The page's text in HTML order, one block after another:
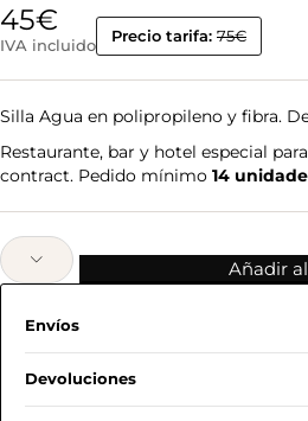
45€
IVA incluido Precio tarifa: 75€
Silla Agua en polipropileno y fibra.
Restaurante, bar y hotel especial
contract. Pedido mínimo 14
Añadir
Envíos
Devoluciones